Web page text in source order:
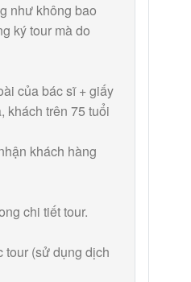
như không bao
ký tour mà do
của bác sĩ + giấy
khách trên 75 tuổi
khách hàng
chi tiết tour.
tour (sử dụng dịch